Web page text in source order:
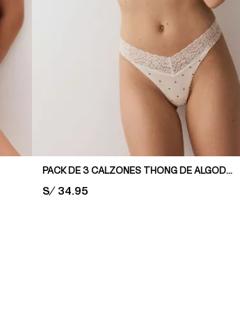
PACK DE 3 CALZONES THONG DE ALGODÓN Y ENCAJE
PRICE:
S/ 34.95